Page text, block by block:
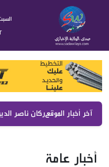
السبت 08
آخر أخبار الموقع :
أخبار عامة